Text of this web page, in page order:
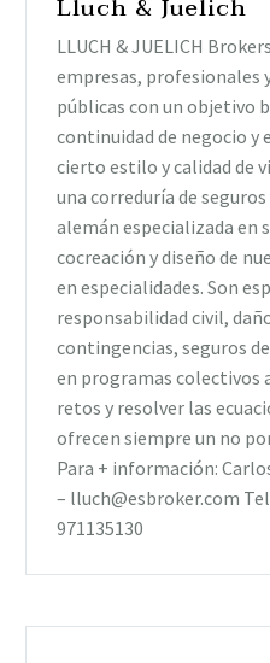
Lluch & Juelich
LLUCH & JUELICH
empresas, profesionales
públicas con un objetivo
continuidad de negocio y
cierto estilo y calidad de
una correduría de
alemán especializada en
cocreación y diseño de
en especialidades. Son
responsabilidad civil,
contingencias, seguros
en programas colectivos
retos y resolver las
ofrecen siempre un no
Para + información:
– lluch@esbroker.com
971135130